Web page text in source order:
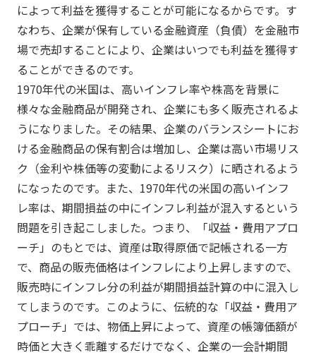
によって利益を獲得することが可能になるからです。す
なわち、企業が保有している金融資産（負債）を金融市
場で売却することにより、企業はいつでも利益を獲得す
ることができるのです。
1970年代の米国は、高いインフレ率や株高を背景に
様々な金融商品が開発され、企業にも多く販売されるよ
うになりました。その結果、企業のバランスシートにお
ける金融商品の保有割合は増加し、企業は高い市場リス
ク（金利や株価等の変動によるリスク）に晒されるよう
になったのです。また、1970年代の米国の高いインフ
レ率は、期間損益の中にインフレ利益が混入するという
問題を引き起こしました。つまり、「収益・費用アプロ
ーチ」のもとでは、資産は取得原価で記帳される一方
で、商品の販売価格はインフレにより上昇しますので、
販売時にインフレ分の利益が期間損益計算の中に混入し
てしまうのです。このように、伝統的な「収益・費用ア
プローチ」では、物価上昇によって、資産の帳簿価額が
時価と大きく乖離するだけでなく、企業の一会計期間